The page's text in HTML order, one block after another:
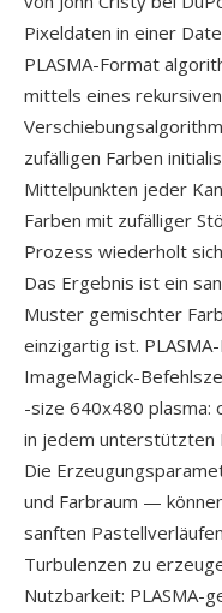
Pixeldaten in einer
PLASMA-Format
mittels eines
zufälligen Farben
Mittelpunkten jeder
Farben mit zufälliger
Prozess wiederholt
Das Ergebnis ist ein
Muster gemischter
einzigartig ist.
ImageMagick-
-size 640x480 plasma:
in jedem unterstützten
Die
und Farbraum —
sanften
Turbulenzen zu
Nutzbarkeit: PLASMA-